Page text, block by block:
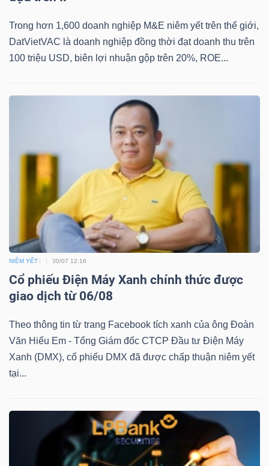
Trong hơn 1,600 doanh nghiệp M&E niêm yết trên thế giới,
DatVietVAC là doanh nghiệp đồng thời đạt doanh thu trên
100 triệu USD, biên lợi nhuận gộp trên 20%, ROE...
NIÊM YẾT 30/07 12:16
Cổ phiếu Điện Máy Xanh chính thức được
giao dịch từ 06/08
Theo thông tin từ trang Facebook tích xanh của ông Đoàn
Văn Hiểu Em - Tổng Giám đốc CTCP Đầu tư Điện Máy
Xanh (DMX), cổ phiếu DMX đã được chấp thuận niêm yết
tại...
DÙNG
SÓC
SỨC
KHỎE
TÀI
CHÍNH
NGHỆ